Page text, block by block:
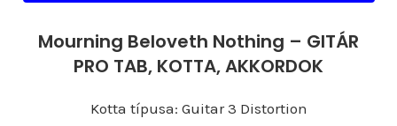
Mourning Beloveth Nothing – GITÁR
PRO TAB, KOTTA, AKKORDOK
Kotta típusa: Guitar 3 Distortion